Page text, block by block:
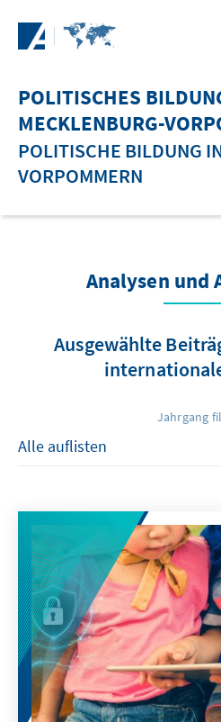
POLITISCHES
MECKLENBURG-
POLITISCHE BILDUNG
VORPOMMERN
Analysen und
Ausgewählte
Jahrgang